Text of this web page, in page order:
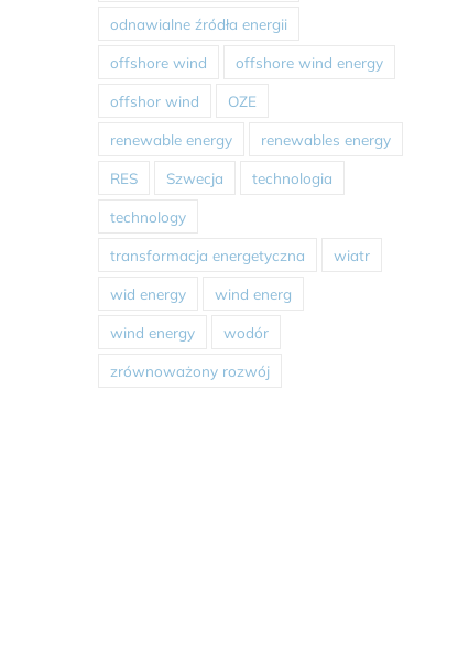
odnawialne źródła energii
offshore wind offshore wind energy
offshor wind OZE
renewable energy renewables energy
RES Szwecja technologia
technology
transformacja energetyczna wiatr
wid energy wind energ
wind energy wodór
zrównoważony rozwój